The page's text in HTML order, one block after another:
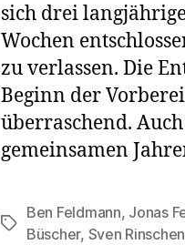
sich drei
Wochen
zu verlassen. Die
Beginn der
überraschend.
gemeinsamen
Schlagwörter
Ben Feldmann, Jonas
Büscher, Sven Rinschen